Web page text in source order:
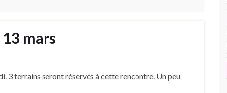
mars
3 terrains seront réservés à cette rencontre. Un peu